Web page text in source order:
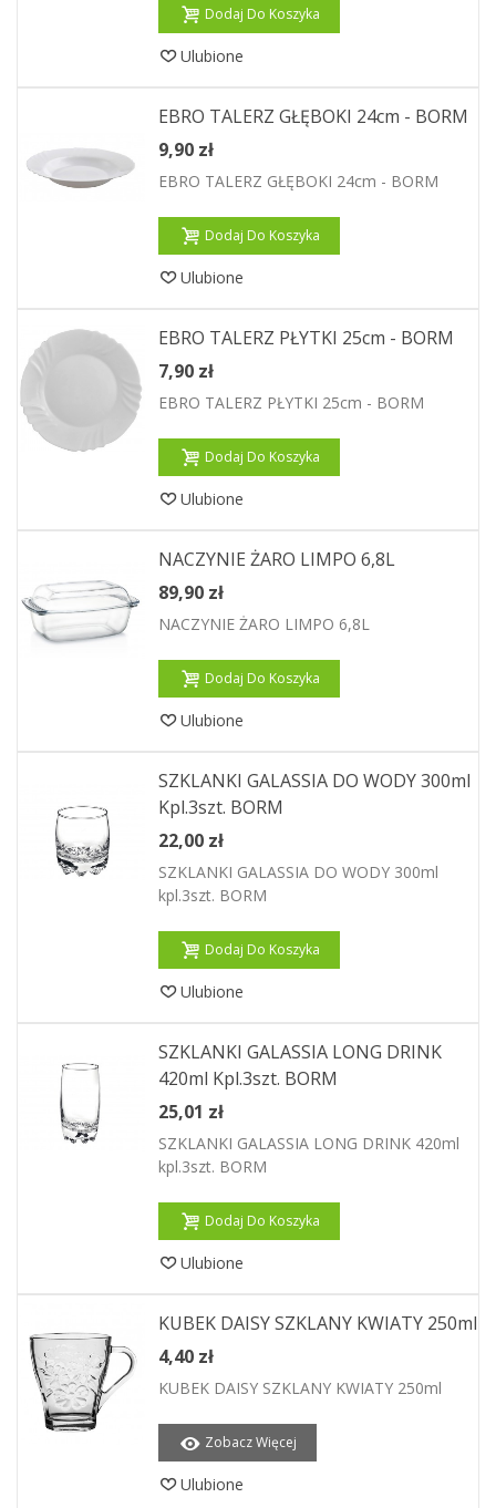
Dodaj Do Koszyka
Ulubione
EBRO TALERZ GŁĘBOKI 24cm - BORM
9,90 zł
EBRO TALERZ GŁĘBOKI 24cm - BORM
Dodaj Do Koszyka
Ulubione
EBRO TALERZ PŁYTKI 25cm - BORM
7,90 zł
EBRO TALERZ PŁYTKI 25cm - BORM
Dodaj Do Koszyka
Ulubione
NACZYNIE ŻARO LIMPO 6,8L
89,90 zł
NACZYNIE ŻARO LIMPO 6,8L
Dodaj Do Koszyka
Ulubione
SZKLANKI GALASSIA DO WODY 300ml
Kpl.3szt. BORM
22,00 zł
SZKLANKI GALASSIA DO WODY 300ml
kpl.3szt. BORM
Dodaj Do Koszyka
Ulubione
SZKLANKI GALASSIA LONG DRINK
420ml Kpl.3szt. BORM
25,01 zł
SZKLANKI GALASSIA LONG DRINK 420ml
kpl.3szt. BORM
Dodaj Do Koszyka
Ulubione
KUBEK DAISY SZKLANY KWIATY 250ml
4,40 zł
KUBEK DAISY SZKLANY KWIATY 250ml
Zobacz Więcej
Ulubione